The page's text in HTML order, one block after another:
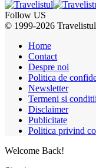
Follow US
© 1999-2026
Home
Contact
Despre noi
Politica de
Newsletter
Termeni si conditii
Disclaimer
Publicitate
Politica privind
Welcome Back!